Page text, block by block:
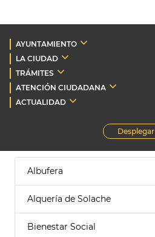
AYUNTAMIENTO
LA CIUDAD
TRÁMITES
ATENCIÓN CIUDADANA
ACTUALIDAD
Desplegar
Albufera
Alquería de Solache
Bienestar Social